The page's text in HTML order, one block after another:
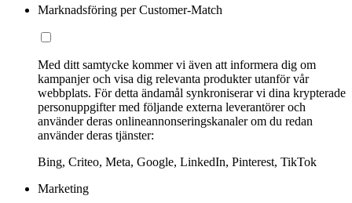
Marknadsföring per Customer-Match
Med ditt samtycke kommer vi även att informera dig om
kampanjer och visa dig relevanta produkter utanför vår
webbplats. För detta ändamål synkroniserar vi dina krypterade
personuppgifter med följande externa leverantörer och
använder deras onlineannonseringskanaler om du redan
använder deras tjänster:
Bing, Criteo, Meta, Google, LinkedIn, Pinterest, TikTok
Marketing